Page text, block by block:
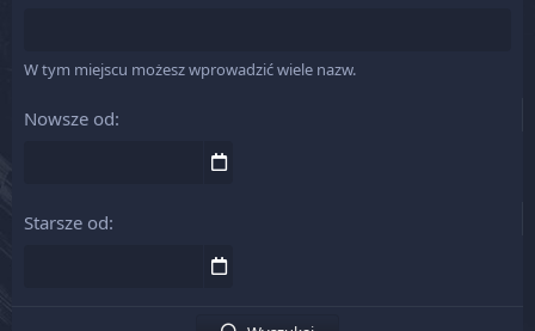
W tym miejscu możesz wprowadzić wiele nazw.
Nowsze od
Starsze od